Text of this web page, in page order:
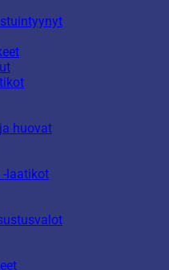
huovat
-laatikot